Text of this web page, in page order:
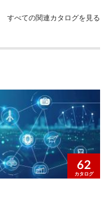
すべての関連カタログを見る
62
カタログ